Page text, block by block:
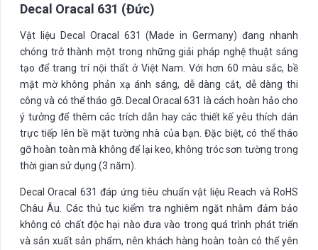
Decal Oracal 631 (Đức)
Vật liệu Decal Oracal 631 (Made in Germany) đang nhanh
chóng trở thành một trong những giải pháp nghệ thuật sáng
tạo để trang trí nội thất ở Việt Nam. Với hơn 60 màu sắc, bề
mặt mờ không phản xạ ánh sáng, dễ dàng cắt, dễ dàng thi
công và có thể tháo gỡ. Decal Oracal 631 là cách hoàn hảo cho
ý tưởng để thêm các trích dẫn hay các thiết kế yêu thích dán
trực tiếp lên bề mặt tường nhà của bạn. Đặc biệt, có thể tháo
gỡ hoàn toàn mà không để lại keo, không tróc sơn tường trong
thời gian sử dụng (3 năm).
Decal Oracal 631 đáp ứng tiêu chuẩn vật liệu Reach và RoHS
Châu Âu. Các thủ tục kiểm tra nghiêm ngặt nhằm đảm bảo
không có chất độc hại nào đưa vào trong quá trình phát triển
và sản xuất sản phẩm, nên khách hàng hoàn toàn có thể yên